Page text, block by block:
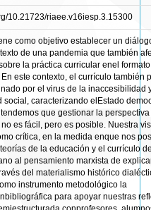
10.21723/riaee.v16iesp.3.15300
como objetivo establecer un
de una pandemia que también
la práctica curricular enel
este contexto, el currículo también
por el virus de la inaccesibilidad
social, caracterizando elEstado
que gestionar la
es fácil, pero es posible. Nuestra
crítica, en la medida enque nos
de la educación y el currículo
al pensamiento marxista de
del materialismo histórico
instrumento metodológico la
para apoyar nuestras